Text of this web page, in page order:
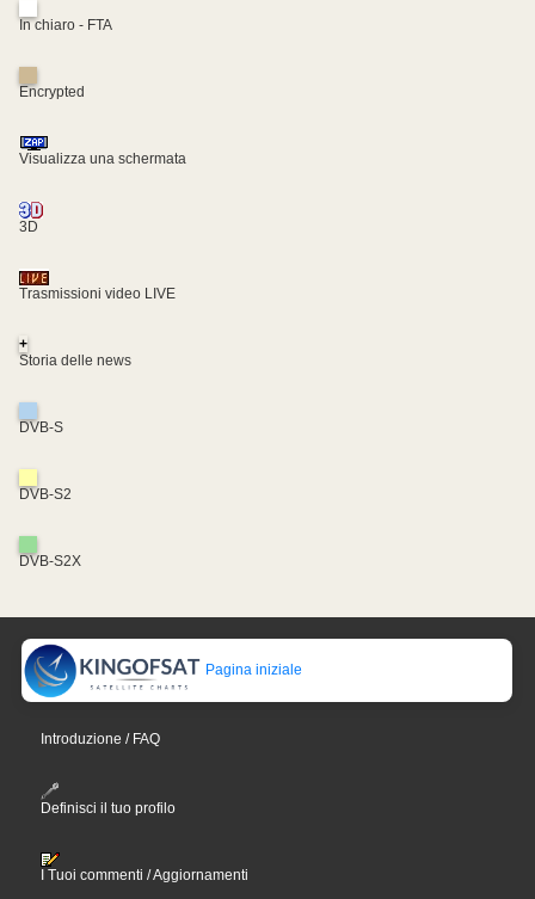
In chiaro - FTA
Encrypted
Visualizza una schermata
3D
Trasmissioni video LIVE
+
Storia delle news
DVB-S
DVB-S2
DVB-S2X
Pagina iniziale
Introduzione / FAQ
Definisci il tuo profilo
I Tuoi commenti / Aggiornamenti